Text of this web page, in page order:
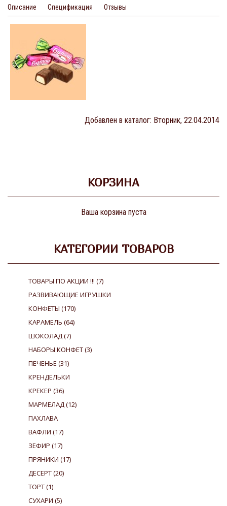
Описание Спецификация Отзывы
Добавлен в каталог: Вторник, 22.04.2014
КОРЗИНА
Ваша корзина пуста
КАТЕГОРИИ ТОВАРОВ
ТОВАРЫ ПО АКЦИИ !!! (7)
РАЗВИВАЮЩИЕ ИГРУШКИ
КОНФЕТЫ (170)
КАРАМЕЛЬ (64)
ШОКОЛАД(7)
НАБОРЫ КОНФЕТ(3)
ПЕЧЕНЬЕ (31)
КРЕНДЕЛЬКИ
КРЕКЕР (36)
МАРМЕЛАД(12)
ПАХЛАВА
ВАФЛИ (17)
ЗЕФИР (17)
ПРЯНИКИ (17)
ДЕСЕРТ(20)
ТОРТ(1)
СУХАРИ (5)